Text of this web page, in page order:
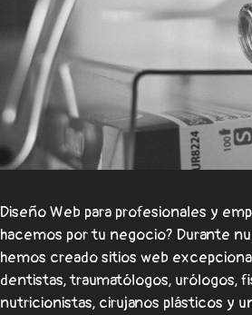
Diseño Web para profesionales y
hacemos por tu negocio? Durante
hemos creado sitios web
dentistas, traumatólogos, urólogos,
nutricionistas, cirujanos plásticos y